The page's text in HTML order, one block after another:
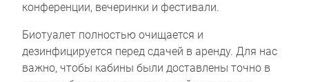
конференции, вечеринки и фестивали.
Биотуалет полностью очищается и
дезинфицируется перед сдачей в аренду. Для нас
важно, чтобы кабины были доставлены точно в